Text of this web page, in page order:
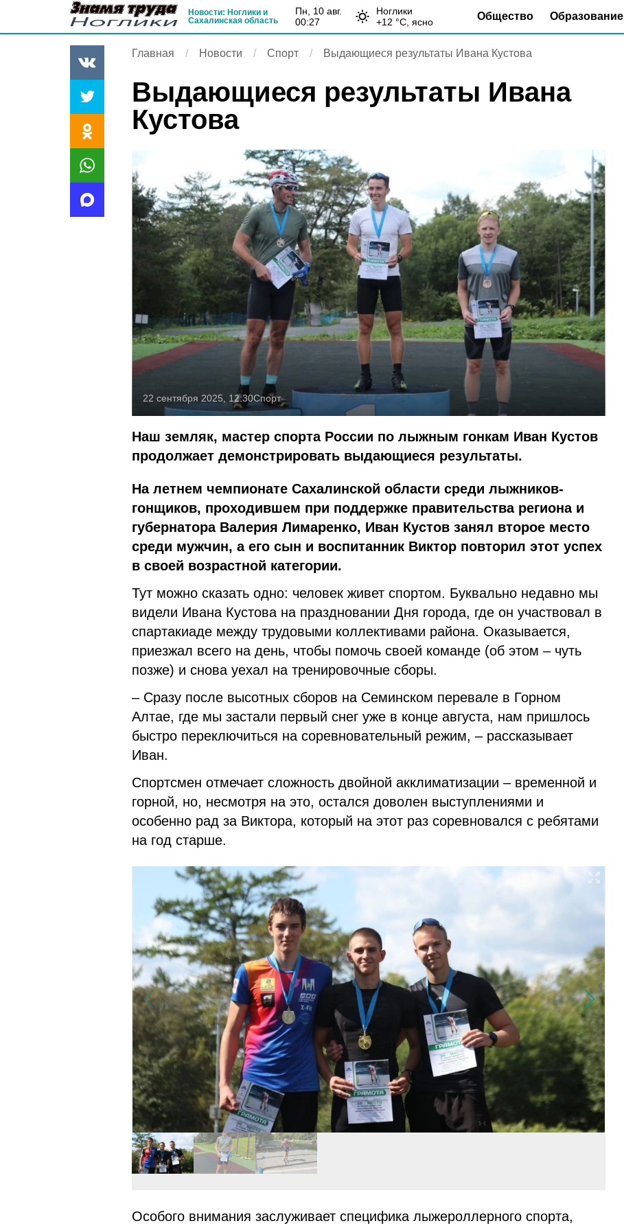
Новости: Ноглики и
Сахалинская область
пн, 10 авг.
00:27
Ноглики
+12 °С, ясно Общество Образование
Главная Новости Спорт Выдающиеся результаты Ивана Кустова
Выдающиеся результаты Ивана
Кустова
22 сентября 2025, 12:30Спорт
Наш земляк, мастер спорта России по лыжным гонкам Иван Кустов
продолжает демонстрировать выдающиеся результаты.
На летнем чемпионате Сахалинской области среди лыжников-
гонщиков, проходившем при поддержке правительства региона и
губернатора Валерия Лимаренко, Иван Кустов занял второе место
среди мужчин, а его сын и воспитанник Виктор повторил этот успех
в своей возрастной категории.
Тут можно сказать одно: человек живет спортом. Буквально недавно мы
видели Ивана Кустова на праздновании Дня города, где он участвовал в
спартакиаде между трудовыми коллективами района. Оказывается,
приезжал всего на день, чтобы помочь своей команде (об этом – чуть
позже) и снова уехал на тренировочные сборы.
– Сразу после высотных сборов на Семинском перевале в Горном
Алтае, где мы застали первый снег уже в конце августа, нам пришлось
быстро переключиться на соревновательный режим, – рассказывает
Иван.
Спортсмен отмечает сложность двойной акклиматизации – временной и
горной, но, несмотря на это, остался доволен выступлениями и
особенно рад за Виктора, который на этот раз соревновался с ребятами
на год старше.
Особого внимания заслуживает специфика лыжероллерного спорта,